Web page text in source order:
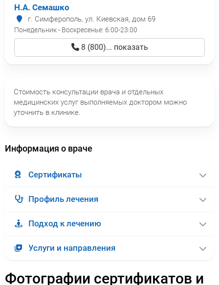
Н.А. Семашко
г. Симферополь, ул. Киевская, дом 69
Понедельник - Воскресенье: 6:00-23:00
8 (800)... показать
Стоимость консультации врача и отдельных
медицинских услуг выполняемых доктором можно
уточнить в клинике.
Информация о враче
Сертификаты
Профиль лечения
Подход к лечению
Услуги и направления
Фотографии сертификатов и